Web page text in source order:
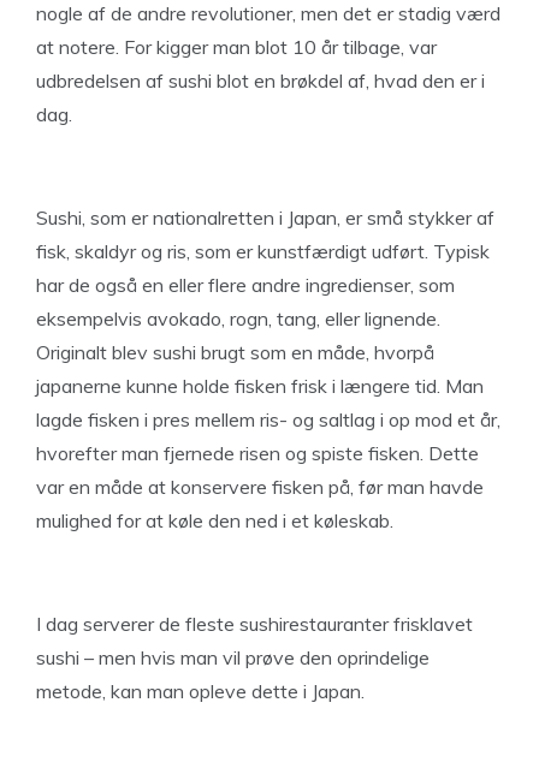
nogle af de andre revolutioner, men det er stadig værd
at notere. For kigger man blot 10 år tilbage, var
udbredelsen af sushi blot en brøkdel af, hvad den er i
dag.
Sushi, som er nationalretten i Japan, er små stykker af
fisk, skaldyr og ris, som er kunstfærdigt udført. Typisk
har de også en eller flere andre ingredienser, som
eksempelvis avokado, rogn, tang, eller lignende.
Originalt blev sushi brugt som en måde, hvorpå
japanerne kunne holde fisken frisk i længere tid. Man
lagde fisken i pres mellem ris- og saltlag i op mod et år,
hvorefter man fjernede risen og spiste fisken. Dette
var en måde at konservere fisken på, før man havde
mulighed for at køle den ned i et køleskab.
I dag serverer de fleste sushirestauranter frisklavet
sushi – men hvis man vil prøve den oprindelige
metode, kan man opleve dette i Japan.